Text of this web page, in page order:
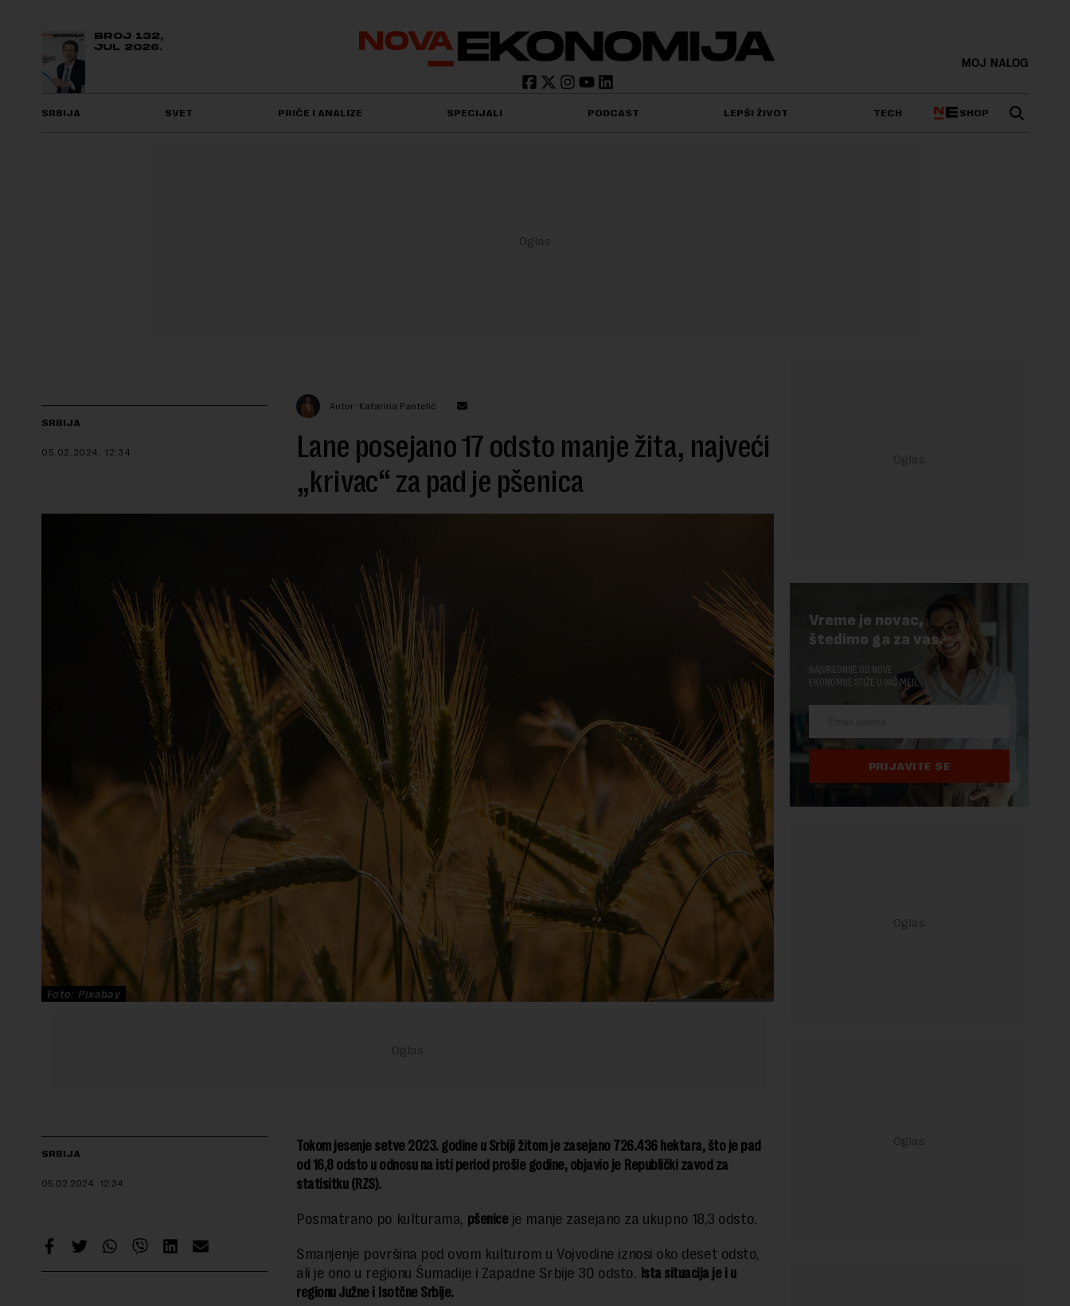
BROJ 132,
JUL 2026.
MOJ NALOG
SRBIJA SVET PRIČE I ANALIZE SPECIJALI PODCAST LEPŠI ŽIVOT TECH SHOP
SRBIJA
05.02.2024. 12:34
Autor: Katarina Pantelić
Lane posejano 17 odsto manje žita, najveći
„krivac“ za pad je pšenica
Foto: Pixabay
SRBIJA
05.02.2024. 12:34
Tokom jesenje setve 2023. godine u Srbiji žitom je zasejano 726.436 hektara, što je pad
od 16,8 odsto u odnosu na isti period prošle godine, objavio je Republički zavod za
statisitku (RZS).
Posmatrano po kulturama, pšeniceje manje zasejano za ukupno 18,3 odsto.
Smanjenje površina pod ovom kulturom u Vojvodine iznosi oko deset odsto,
ali je ono u regionu Šumadije i Zapadne Srbije 30 odsto. Ista situacija je i u
regionu Južne i Isotčne Srbije.
Vreme je novac,
štedimo ga za vas.
NAJVREDNIJE OD NOVE
EKONOMIJE STIŽE U VAŠ MEJL.
PRIJAVITE SE